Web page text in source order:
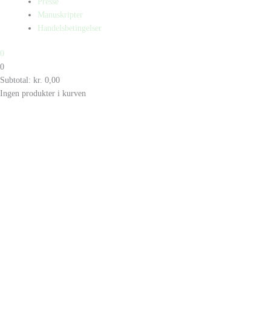
Manuskripter
Handelsbetingelser
0
0
Subtotal: kr. 0,00
Ingen produkter i kurven